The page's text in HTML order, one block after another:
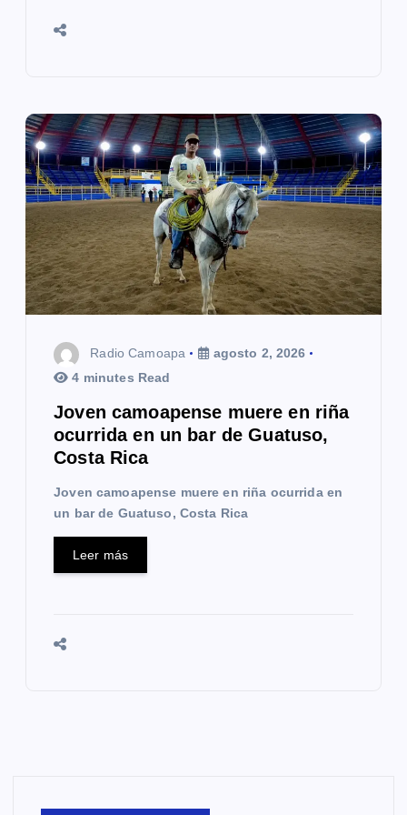
Radio Camoapa
agosto 2, 2026
4 minutes Read
Joven camoapense muere en riña
ocurrida en un bar de Guatuso,
Costa Rica
Joven camoapense muere en riña ocurrida en
un bar de Guatuso, Costa Rica
Leer más